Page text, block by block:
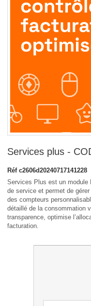
Services plus -
Réf c2606d20240717141228
Services Plus est un module
de service et permet de
des compteurs
détaillé de la consommation
transparence, optimise
facturation.